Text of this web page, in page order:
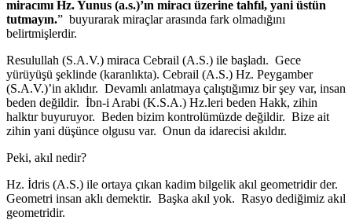
miracımı Hz. Yunus (a.s.)’ın miracı üzerine tahfıl, yani üstün
tutmayın.” buyurarak miraçlar arasında fark olmadığını
belirtmişlerdir.
Resulullah (S.A.V.) miraca Cebrail (A.S.) ile başladı. Gece
yürüyüşü şeklinde (karanlıkta). Cebrail (A.S.) Hz. Peygamber
(S.A.V.)’in aklıdır. Devamlı anlatmaya çalıştığımız bir şey var, insan
beden değildir. İbn-i Arabi (K.S.A.) Hz.leri beden Hakk, zihin
halktır buyuruyor. Beden bizim kontrolümüzde değildir. Bize ait
zihin yani düşünce olgusu var. Onun da idarecisi akıldır.
Peki, akıl nedir?
Hz. İdris (A.S.) ile ortaya çıkan kadim bilgelik akıl geometridir der.
Geometri insan aklı demektir. Başka akıl yok. Rasyo dediğimiz akıl
geometridir.